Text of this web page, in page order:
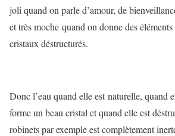
joli quand on parle d’amour, de
et très moche quand on donne des
cristaux déstructurés.
Donc l’eau quand elle est naturelle, quand
forme un beau cristal et quand elle est
robinets par exemple est complètement